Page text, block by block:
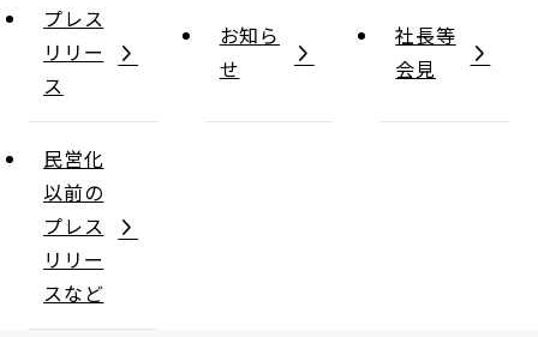
プレス
リリー
ス
お知ら
せ
社長等
会見
民営化
以前の
プレス
リリー
スなど